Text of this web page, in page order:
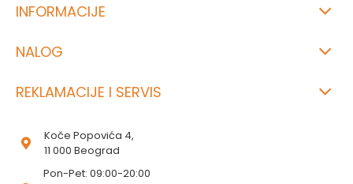
INFORMACIJE
NALOG
REKLAMACIJE I SERVIS
Koče Popovića 4,
11 000 Beograd
Pon-Pet: 09:00-20:00